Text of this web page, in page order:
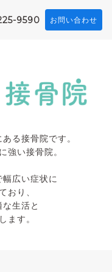
9590 お問い合わせ
る接骨院です。
強い接骨院。
広い症状に
おり、
生活と
ます。